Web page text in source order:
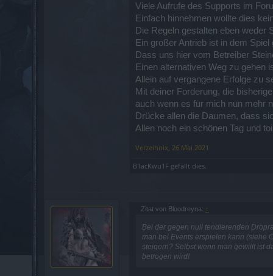
Viele Aufrufe des Supports im
Einfach hinnehmen wollte dies
Die Regeln gestalten eben weder
Ein großer Antrieb ist in dem
Dass uns hier vom Betreiber
Einen alternativen Weg zu gehen
Allein auf vergangene Erfolge zu
Mit deiner Forderung, die
auch wenn es für mich nun mehr
Drücke allen die Daumen, dass
Allen noch ein schönen Tag und
Verzeihnix 26 Mai 2021
B1acKwu1F gefällt dies.
Zitat von Bloodreyna: ↑
Bei der gegen null tendierenden
man bei Events erspielen kann (siehe
steigern? Selbst wenn man gewillt ist
betrogen wird!